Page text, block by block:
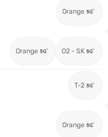
Orange
Orange O2 - SK
T-2
Orange